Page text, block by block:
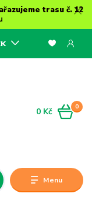
trasu č. 12
Menu
0
0 Kč